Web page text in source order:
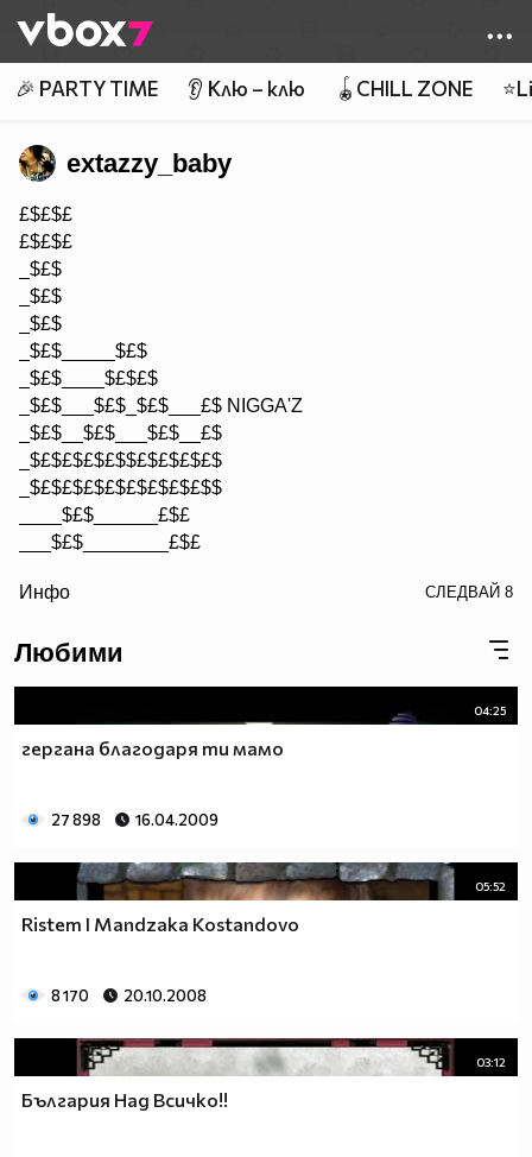
👾
🎉 PARTY TIME 👂 Клю – клю 🪀CHILL ZONE
extazzy_baby
£$£$£
£$£$£
_$£$
_$£$
_$£$
_$£$_____$£$
_$£$____$£$£$
_$£$___$£$_$£$___£$ NIGGA'Z
_$£$__$£$___$£$__£$
_$£$£$£$£$$£$£$£$£$
_$£$£$£$£$£$£$£$£$$
____$£$______£$£
___$£$________£$£
£$£$£$________$£$£$
Инфо СЛЕДВАЙ 8
Любими
04:25
гергана благодаря ти мамо
27 898 16.04.2009
05:52
Ristem I Mandzaka Kostandovo
8 170 20.10.2008
03:12
България Над Всичко!!